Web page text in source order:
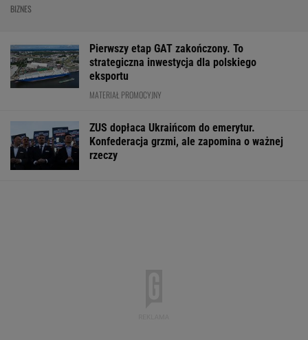
BIZNES
Pierwszy etap GAT zakończony. To
strategiczna inwestycja dla polskiego
eksportu
MATERIAŁ PROMOCYJNY
ZUS dopłaca Ukraińcom do emerytur.
Konfederacja grzmi, ale zapomina o ważnej
rzeczy